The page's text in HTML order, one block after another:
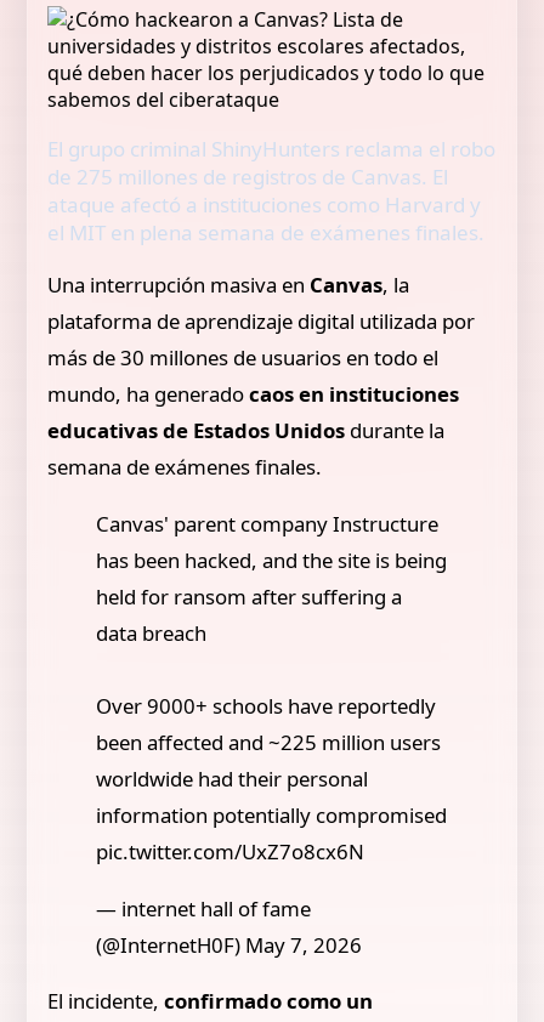
El grupo criminal ShinyHunters reclama el robo
de 275 millones de registros de Canvas. El
ataque afectó a instituciones como Harvard y
el MIT en plena semana de exámenes finales.
Una interrupción masiva en Canvas, la
plataforma de aprendizaje digital utilizada por
más de 30 millones de usuarios en todo el
mundo, ha generadocaos en instituciones
educativas de Estados Unidos durante la
semana de exámenes finales.
Canvas' parent company Instructure
has been hacked, and the site is being
held for ransom after suffering a
data breach
Over 9000+ schools have reportedly
been affected and ~225 million users
worldwide had their personal
information potentially compromised
pic.twitter.com/UxZ7o8cx6N
— internet hall of fame
(@InternetH0F) May 7, 2026
El incidente,confirmado como un